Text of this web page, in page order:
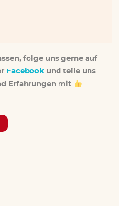
folge uns gerne auf
Facebook und teile uns
Erfahrungen mit